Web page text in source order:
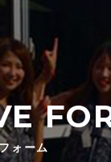
ォーム